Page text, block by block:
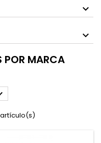
POR MARCA
artículo(s)